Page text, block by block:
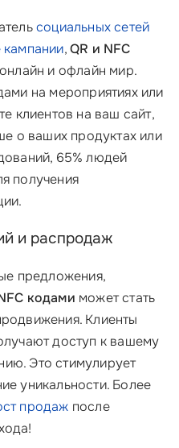
социальных сетей
кампании,QR и NFC
и офлайн мир.
на мероприятиях или
клиентов на ваш сайт,
о ваших продуктах или
65% людей
получения
и распродаж
предложения,
кодами может стать
Клиенты
доступ к вашему
Это стимулирует
уникальности. Более
продаж после